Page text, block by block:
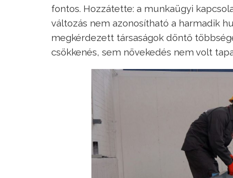
fontos. Hozzátette: a munkaügyi
változás nem azonosítható a harmadik
megkérdezett társaságok döntő
csökkenés, sem növekedés nem volt